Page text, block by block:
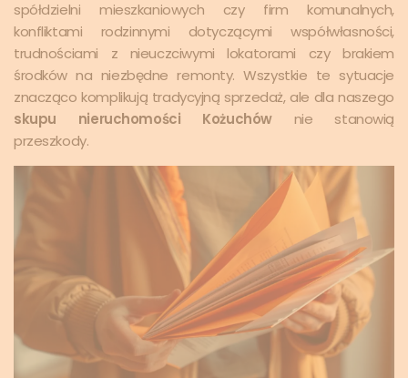
spółdzielni mieszkaniowych czy firm komunalnych,
konfliktami rodzinnymi dotyczącymi współwłasności,
trudnościami z nieuczciwymi lokatorami czy brakiem
środków na niezbędne remonty. Wszystkie te sytuacje
znacząco komplikują tradycyjną sprzedaż, ale dla naszego
skupu nieruchomości Kożuchównie stanowią
przeszkody.